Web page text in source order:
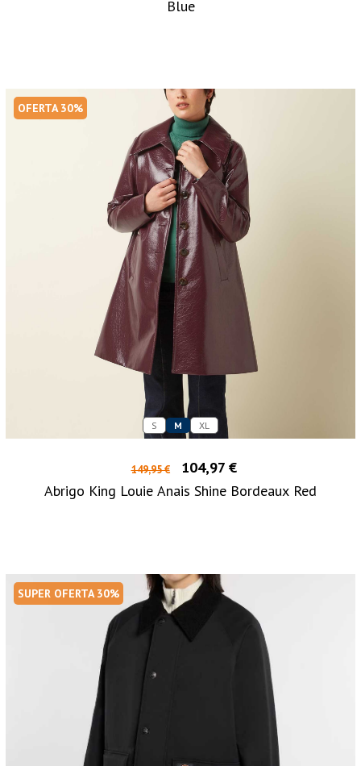
Blue
OFERTA 30%
S M XL
149,95 €
104,97 €
Abrigo King Louie Anais Shine Bordeaux Red
SUPER OFERTA 30%